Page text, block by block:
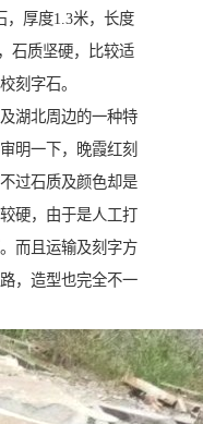
，厚度1.3米，长度
石质坚硬，比较适
刻字石。
湖北周边的一种特
明一下，晚霞红刻
过石质及颜色却是
硬，由于是人工打
而且运输及刻字方
，造型也完全不一